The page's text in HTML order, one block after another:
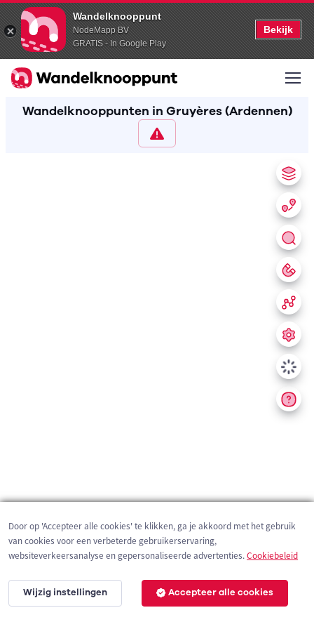
Wandelknooppunt
NodeMapp BV
GRATIS - In Google Play
Bekijk
Wandelknooppunten in Gruyères (Ardennen)
200 m
Door op 'Accepteer alle cookies' te klikken, ga je akkoord met het gebruik
van cookies voor een verbeterde gebruikerservaring,
websiteverkeersanalyse en gepersonaliseerde advertenties.Cookiebeleid
Wijzig instellingen Accepteer alle cookies